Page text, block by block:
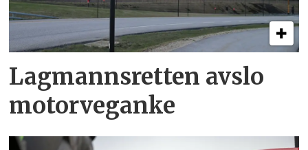
Lagmannsretten avslo
motorveganke